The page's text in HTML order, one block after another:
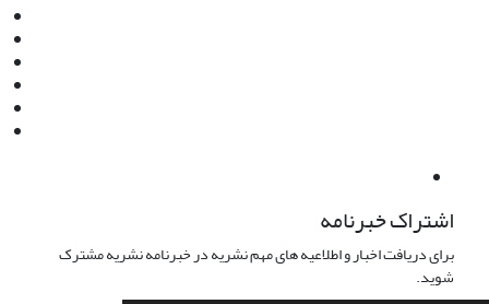
اشتراک خبرنامه
برای دریافت اخبار و اطلاعیه های مهم نشریه در خبرنامه نشریه مشترک
شوید.